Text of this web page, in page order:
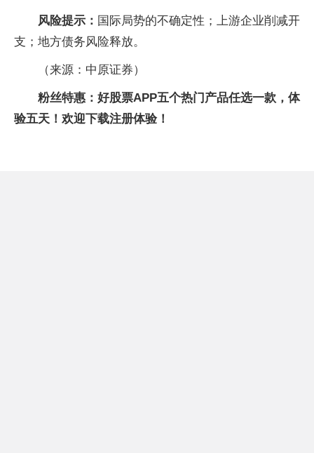
风险提示： 国际局势的不确定性；上游企业削减开
支；地方债务风险释放。
（来源：中原证券）
粉丝特惠：好股票APP五个热门产品任选一款，体
验五天！欢迎下载注册体验！